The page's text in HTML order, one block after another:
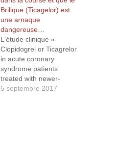
Brilique (Ticagelor) est
une arnaque
dangereuse…
L'étude clinique «
Clopidogrel or Ticagrelor
in acute coronary
syndrome patients
treated with newer-
generation drug-eluting
5 septembre 2017